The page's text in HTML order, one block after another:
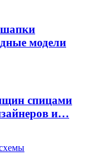
шапки
модели
спицами
и…